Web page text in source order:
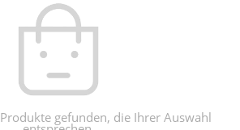
gefunden, die Ihrer Auswahl